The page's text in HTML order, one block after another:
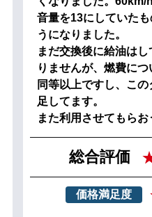
音量を13にしていた
うになりました。
まだ交換後に給油は
りませんが、燃費に
同等以上ですし、こ
足してます。
また利用させてもらお
総合評価
価格満足度